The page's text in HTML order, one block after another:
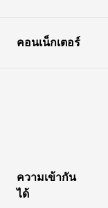
คอนเน็กเตอร์
ความเข้ากัน
ได้